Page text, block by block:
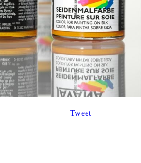
Tweet